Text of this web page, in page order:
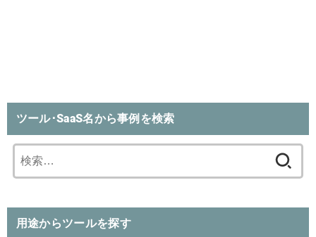
ツール･SaaS名から事例を検索
索:
用途からツールを探す